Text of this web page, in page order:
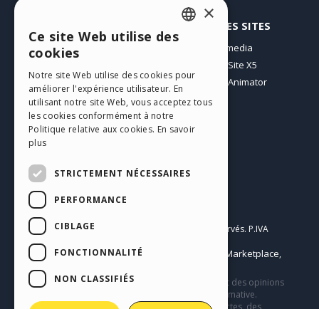
Mes Messages
Télécharger
Espace Web
Mes Crédits
AUTRES SITES
Incomedia
WebSite X5
WebAnimator
Français
Copyright © 2026
Tous droits réservés. P.IVA
IT07514640015
Conditions d'utilisation WebSite X5:
Help Center / Marketplace,
Ce site contient des contenus, des commentaires et des opinions
soumis par les utilisateurs et n’a qu’une valeur informative.
Incomedia décline toute responsabilité pour des actes, des
ENGLISH
GERMAN
SPANISH
×
Ce site Web utilise des
cookies
Notre site Web utilise des cookies pour
améliorer l'expérience utilisateur. En
utilisant notre site Web, vous acceptez tous
les cookies conformément à notre
Politique relative aux cookies. En savoir
plus
STRICTEMENT NÉCESSAIRES
PERFORMANCE
CIBLAGE
FONCTIONNALITÉ
NON CLASSIFIÉS